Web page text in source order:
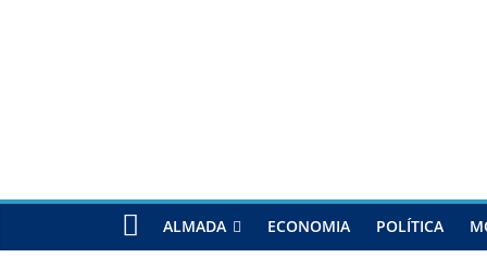
ALMADA ECONOMIA POLÍTICA